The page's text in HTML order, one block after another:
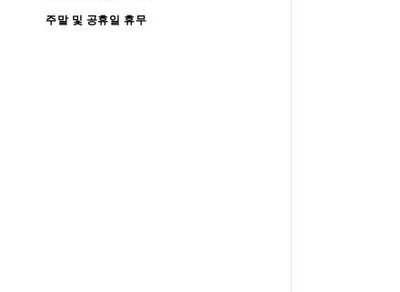
주말 및 공휴일 휴무